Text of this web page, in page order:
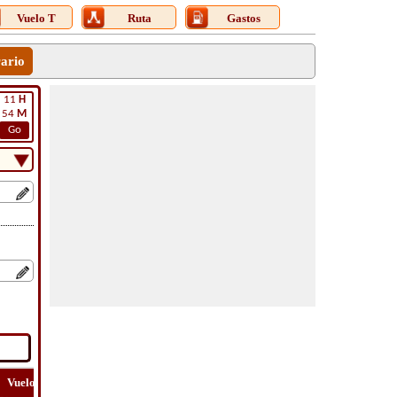
Vuelo T Ruta Gastos
11 H
54 M
Go
Vuelo